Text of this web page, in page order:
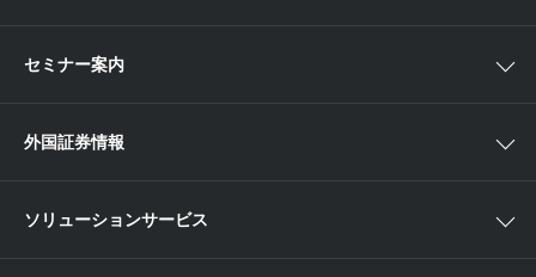
ETF・ETN・REIT
ラップサービス
新商品情報
各種お手続き
便利なサービス
当社サービスのご利用にあたって
近畿
セミナー案内
外国証券情報
ソリューションサービス